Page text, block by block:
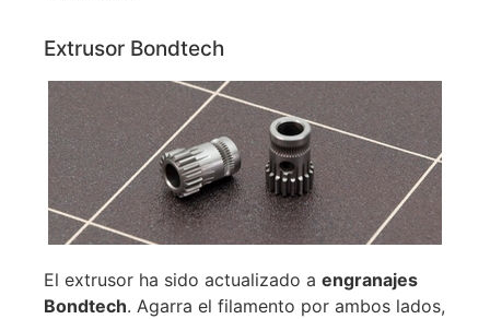
Extrusor Bondtech
El extrusor ha sido actualizado a engranajes
Bondtech. Agarra el filamento por ambos lados,